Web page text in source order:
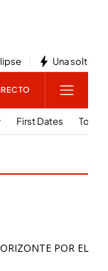
POR EL